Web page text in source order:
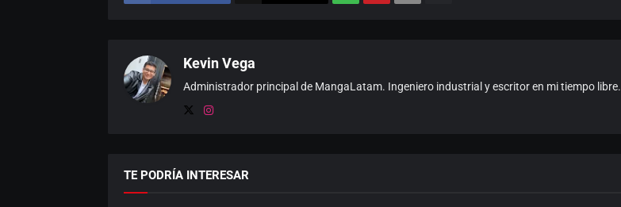
Kevin Vega
Administrador principal de MangaLatam. Ingeniero industrial y escritor en mi tiempo libre.
TE PODRÍA INTERESAR